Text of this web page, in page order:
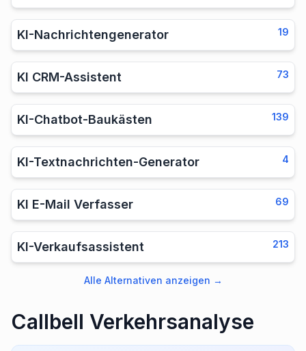
KI-Nachrichtengenerator 19
KI CRM-Assistent 73
KI-Chatbot-Baukästen 139
KI-Textnachrichten-Generator 4
KI E-Mail Verfasser 69
KI-Verkaufsassistent 213
Alle Alternativen anzeigen →
Callbell Verkehrsanalyse